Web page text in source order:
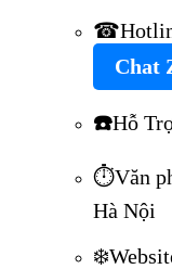
Chat
☎️Hỗ
⏱️Văn
Hà Nội